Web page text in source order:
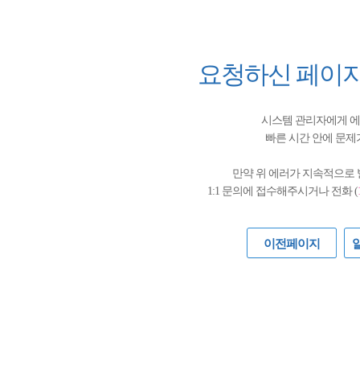
요청하신 페이
시스템 관리자에게
빠른 시간 안에 문
만약 위 에러가 지속적으로
1:1 문의에 접수해주시거나 전화 (
이전페이지